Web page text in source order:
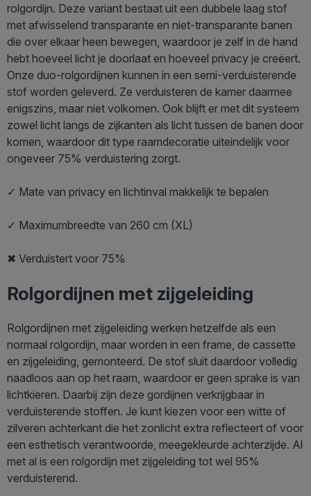
rolgordijn. Deze variant bestaat uit een dubbele laag stof
met afwisselend transparante en niet-transparante banen
die over elkaar heen bewegen, waardoor je zelf in de hand
hebt hoeveel licht je doorlaat en hoeveel privacy je creëert.
Onze duo-rolgordijnen kunnen in een semi-verduisterende
stof worden geleverd. Ze verduisteren de kamer daarmee
enigszins, maar niet volkomen. Ook blijft er met dit systeem
zowel licht langs de zijkanten als licht tussen de banen door
komen, waardoor dit type raamdecoratie uiteindelijk voor
ongeveer 75% verduistering zorgt.
✓ Mate van privacy en lichtinval makkelijk te bepalen
✓ Maximumbreedte van 260 cm (XL)
✖ Verduistert voor 75%
Rolgordijnen met zijgeleiding
Rolgordijnen met zijgeleiding werken hetzelfde als een
normaal rolgordijn, maar worden in een frame, de cassette
en zijgeleiding, gemonteerd. De stof sluit daardoor volledig
naadloos aan op het raam, waardoor er geen sprake is van
lichtkieren. Daarbij zijn deze gordijnen verkrijgbaar in
verduisterende stoffen. Je kunt kiezen voor een witte of
zilveren achterkant die het zonlicht extra reflecteert of voor
een esthetisch verantwoorde, meegekleurde achterzijde. Al
met al is een rolgordijn met zijgeleiding tot wel 95%
verduisterend.